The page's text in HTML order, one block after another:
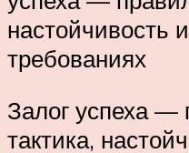
настойчивость
требованиях
Залог успеха —
тактика,